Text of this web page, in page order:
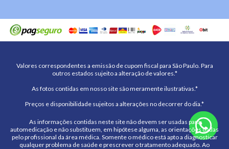
Valores correspondentes a emissão de cupom fiscal para São Paulo. Para
outros estados sujeito a alteração de valores.*
As fotos contidas em nosso site são meramente ilustrativas.*
Preços e disponibilidade sujeitos a alterações no decorrer do dia.*
As informações contidas neste site não devem ser usadas para
automedicação e não substituem, em hipótese alguma, as orientações dadas
pelo profissional da área médica. Somente o médico está apto a diagnosticar
qualquer problema de saúde e prescrever o tratamento adequado. Ao